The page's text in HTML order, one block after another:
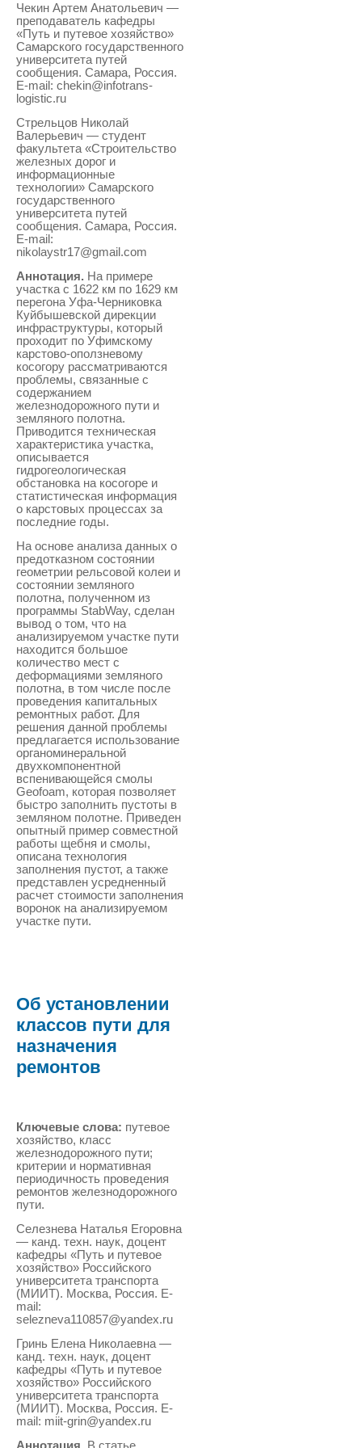
Чекин Артем Анатольевич —
преподаватель кафедры
«Путь и путевое хозяйство»
Самарского государственного
университета путей
сообщения. Самара, Россия.
E-mail: chekin@infotrans-
logistic.ru
Стрельцов Николай
Валерьевич — студент
факультета «Строительство
железных дорог и
информационные
технологии» Самарского
государственного
университета путей
сообщения. Самара, Россия.
E-mail:
nikolaystr17@gmail.com
Аннотация. На примере
участка с 1622 км по 1629 км
перегона Уфа-Черниковка
Куйбышевской дирекции
инфраструктуры, который
проходит по Уфимскому
карстово-оползневому
косогору рассматриваются
проблемы, связанные с
содержанием
железнодорожного пути и
земляного полотна.
Приводится техническая
характеристика участка,
описывается
гидрогеологическая
обстановка на косогоре и
статистическая информация
о карстовых процессах за
последние годы.
На основе анализа данных о
предотказном состоянии
геометрии рельсовой колеи и
состоянии земляного
полотна, полученном из
программы StabWay, сделан
вывод о том, что на
анализируемом участке пути
находится большое
количество мест с
деформациями земляного
полотна, в том числе после
проведения капитальных
ремонтных работ. Для
решения данной проблемы
предлагается использование
органоминеральной
двухкомпонентной
вспенивающейся смолы
Geofoam, которая позволяет
быстро заполнить пустоты в
земляном полотне. Приведен
опытный пример совместной
работы щебня и смолы,
описана технология
заполнения пустот, а также
представлен усредненный
расчет стоимости заполнения
воронок на анализируемом
участке пути.
Об установлении
классов пути для
назначения
ремонтов
Ключевые слова: путевое
хозяйство, класс
железнодорожного пути;
критерии и нормативная
периодичность проведения
ремонтов железнодорожного
пути.
Селезнева Наталья Егоровна
— канд. техн. наук, доцент
кафедры «Путь и путевое
хозяйство» Российского
университета транспорта
(МИИТ). Москва, Россия. E-
mail:
selezneva110857@yandex.ru
Гринь Елена Николаевна —
канд. техн. наук, доцент
кафедры «Путь и путевое
хозяйство» Российского
университета транспорта
(МИИТ). Москва, Россия. E-
mail: miit-grin@yandex.ru
Аннотация.
В статье